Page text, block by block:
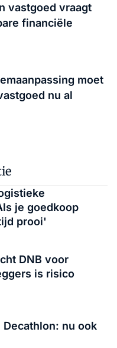
vastgoed vraagt
financiële
moet
nu al
je goedkoop
prooi'
DNB voor
is risico
nu ook